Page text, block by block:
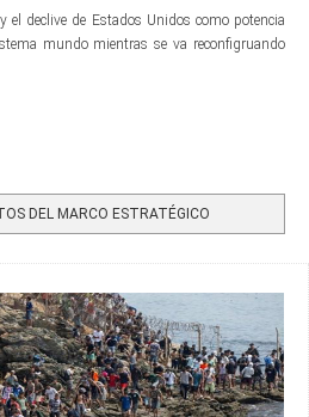
el declive de Estados Unidos como potencia
mundo mientras se va reconfigruando
DEL MARCO ESTRATÉGICO